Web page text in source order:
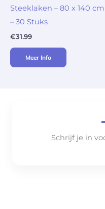
Steeklaken – 80 x 140 cm
– 30 Stuks
€31.99
Meer Info
Schrijf je in